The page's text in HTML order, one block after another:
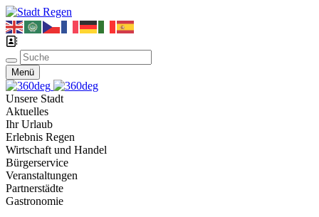
Menü
Unsere Stadt
Aktuelles
Ihr Urlaub
Erlebnis Regen
Wirtschaft und Handel
Bürgerservice
Veranstaltungen
Partnerstädte
Gastronomie